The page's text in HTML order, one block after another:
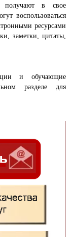
получают в свое
воспользоваться
ресурсами
заметки, цитаты,
и обучающие
разделе для